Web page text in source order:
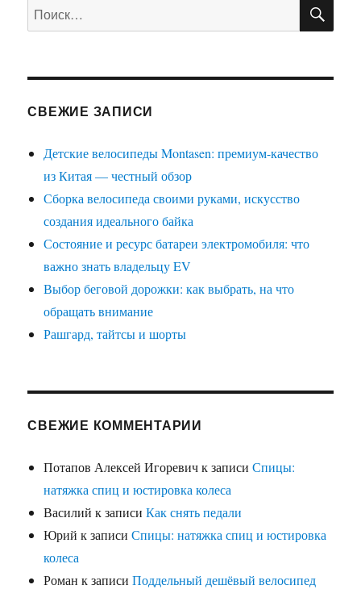
Искать:
СВЕЖИЕ ЗАПИСИ
Детские велосипеды Montasen: премиум-качество
из Китая — честный обзор
Сборка велосипеда своими руками, искусство
создания идеального байка
Состояние и ресурс батареи электромобиля: что
важно знать владельцу EV
Выбор беговой дорожки: как выбрать, на что
обращать внимание
Рашгард, тайтсы и шорты
СВЕЖИЕ КОММЕНТАРИИ
Потапов Алексей Игоревичк записиСпицы:
натяжка спиц и юстировка колеса
Василий к записиКак снять педали
Юрий к записиСпицы: натяжка спиц и юстировка
колеса
Роман к записиПоддельный дешёвый велосипед